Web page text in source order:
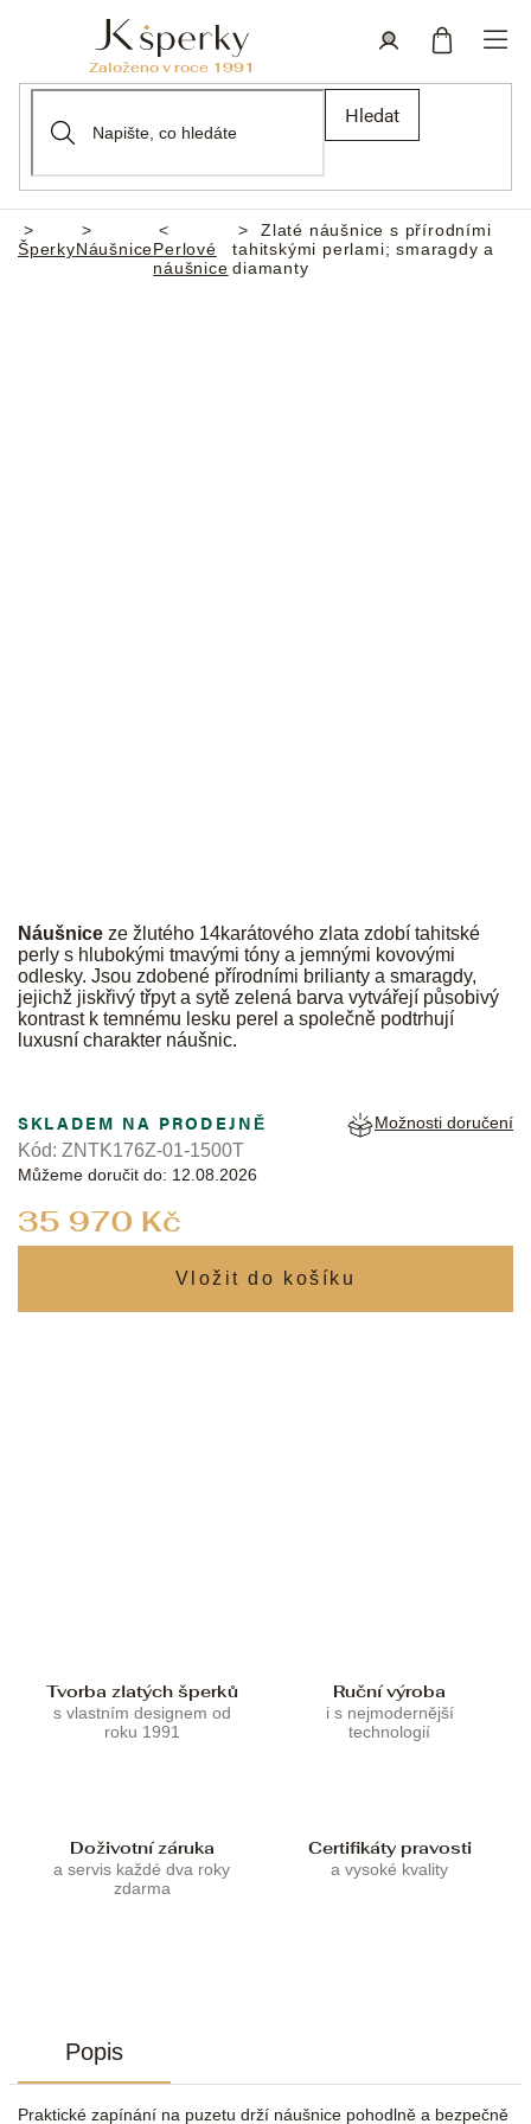
Hledat
Domů
ŠperkyNáušnicePerlové
náušnice
Zlaté náušnice s přírodními
tahitskými perlami; smaragdy a
diamanty
Náušnice ze žlutého 14karátového zlata zdobí tahitské
perly s hlubokými tmavými tóny a jemnými kovovými
odlesky. Jsou zdobené přírodními brilianty a smaragdy,
jejichž jiskřivý třpyt a sytě zelená barva vytvářejí působivý
kontrast k temnému lesku perel a společně podtrhují
luxusní charakter náušnic.
35 970 Kč
SKLADEM NA PRODEJNĚ
Můžeme doručit do: 12.08.2026
Možnosti doručení
Kód: ZNTK176Z-01-1500T
Tvorba zlatých šperků
s vlastním designem od
roku 1991
Ruční výroba
i s nejmodernější
technologií
Doživotní záruka
a servis každé dva roky
zdarma
Certifikáty pravosti
a vysoké kvality
Popis
Praktické zapínání na puzetu drží náušnice pohodlně a bezpečně